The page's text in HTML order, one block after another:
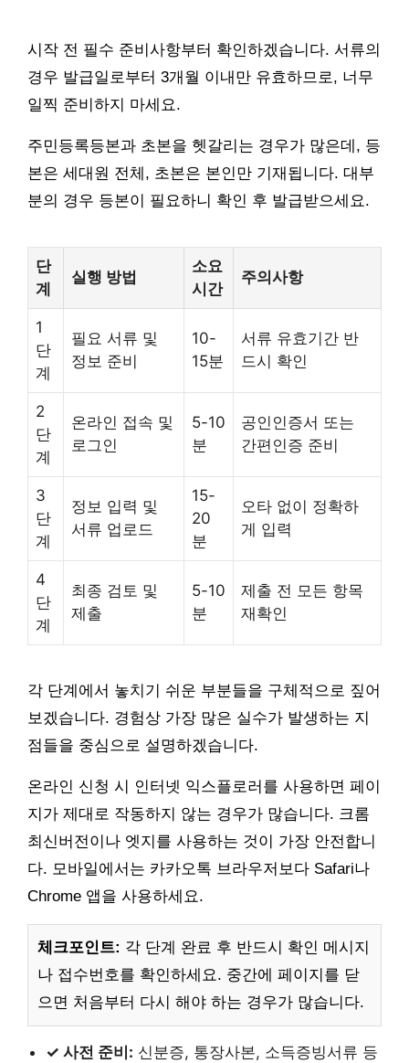
시작 전 필수 준비사항부터 확인하겠습니다. 서류의
경우 발급일로부터 3개월 이내만 유효하므로, 너무
일찍 준비하지 마세요.
주민등록등본과 초본을 헷갈리는 경우가 많은데, 등
본은 세대원 전체, 초본은 본인만 기재됩니다. 대부
분의 경우 등본이 필요하니 확인 후 발급받으세요.
단
계
실행 방법
소요
시간
주의사항
1
단
계
필요 서류 및
정보 준비
10-
15분
서류 유효기간 반
드시 확인
2
단
계
온라인 접속 및
로그인
5-10
분
공인인증서 또는
간편인증 준비
3
단
계
정보 입력 및
서류 업로드
15-
20
분
오타 없이 정확하
게 입력
4
단
계
최종 검토 및
제출
5-10
분
제출 전 모든 항목
재확인
각 단계에서 놓치기 쉬운 부분들을 구체적으로 짚어
보겠습니다. 경험상 가장 많은 실수가 발생하는 지
점들을 중심으로 설명하겠습니다.
온라인 신청 시 인터넷 익스플로러를 사용하면 페이
지가 제대로 작동하지 않는 경우가 많습니다. 크롬
최신버전이나 엣지를 사용하는 것이 가장 안전합니
다. 모바일에서는 카카오톡 브라우저보다 Safari나
Chrome 앱을 사용하세요.
체크포인트: 각 단계 완료 후 반드시 확인 메시지
나 접수번호를 확인하세요. 중간에 페이지를 닫
으면 처음부터 다시 해야 하는 경우가 많습니다.
✓ 사전 준비: 신분증, 통장사본, 소득증빙서류 등